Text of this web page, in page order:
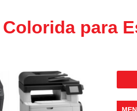
para